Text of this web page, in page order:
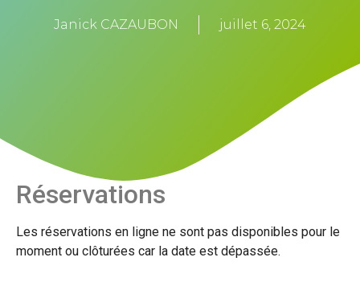
Janick CAZAUBON juillet 6, 2024
Réservations
Les réservations en ligne ne sont pas disponibles pour le
moment ou clôturées car la date est dépassée.